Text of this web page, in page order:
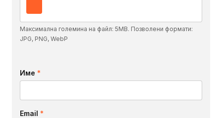
Максимална големина на файл: 5MB. Позволени формати:
JPG, PNG, WebP
Име *
Email *